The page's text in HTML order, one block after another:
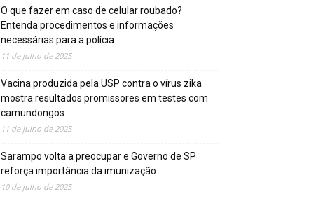
O que fazer em caso de celular roubado?
Entenda procedimentos e informações
necessárias para a polícia
11 de julho de 2025
Vacina produzida pela USP contra o vírus zika
mostra resultados promissores em testes com
camundongos
11 de julho de 2025
Sarampo volta a preocupar e Governo de SP
reforça importância da imunização
10 de julho de 2025